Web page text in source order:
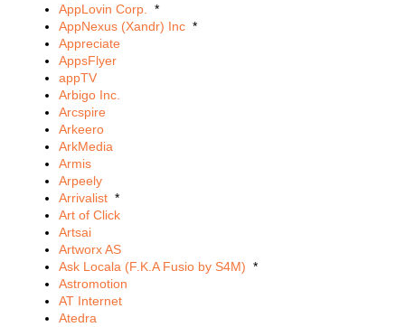
AppLovin Corp.
*
AppNexus (Xandr) Inc *
Appreciate
AppsFlyer
appTV
Arbigo Inc.
Arcspire
Arkeero
ArkMedia
Armis
Arpeely
Arrivalist *
Art of Click
Artsai
Artworx AS
Ask Locala (F.K.A Fusio by S4M) *
Astromotion
AT Internet
Atedra